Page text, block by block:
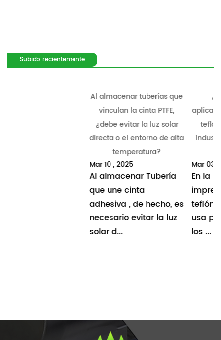
Subido recientemente
Al almacenar tuberías que
vinculan la cinta PTFE,
¿debe evitar la luz solar
directa o el entorno de alta
Al almacenar Tubería
adhesiva , de hecho, es
necesario evitar la luz
¿Cuáles son las
aplicaciones de la cinta de
teflón de 25 mm en la
industria de la impresión
Mar 03 , 2025
En la industria de la
impresión 3D, Cinta de
teflón de 25 mm se
usa principalmente en
los ...